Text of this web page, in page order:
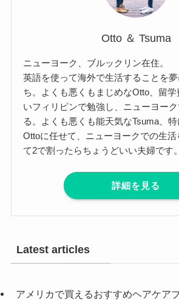
Otto ＆ Tsuma
ニューヨーク、ブルックリン在住。
英語を使って海外で生活することを
ち。よくも悪くもまじめなOtto、留
いフィリピンで勉強し、ニューヨー
る。よくも悪くも能天気なTsuma、特
Ottoに任せて、ニューヨークでの生活
て2で割ったらちょうどいい夫婦です。
詳細を見る
Latest articles
アメリカで買えるおすすめヘアケア